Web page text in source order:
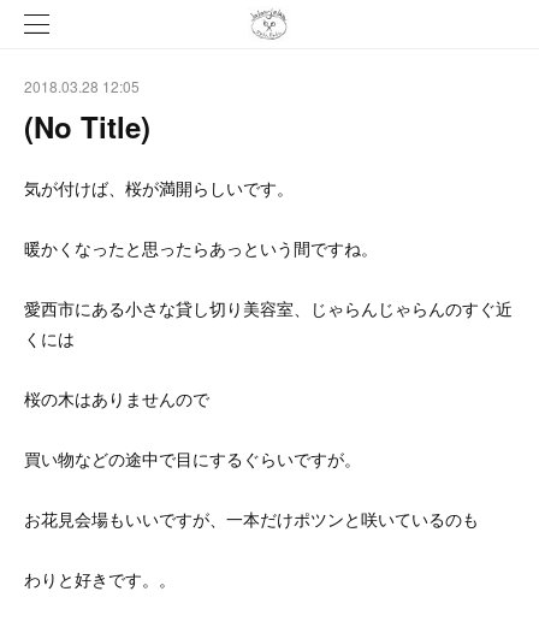
2018.03.28 12:05
(No Title)
気が付けば、桜が満開らしいです。
暖かくなったと思ったらあっという間ですね。
愛西市にある小さな貸し切り美容室、じゃらんじゃらんのすぐ近
くには
桜の木はありませんので
買い物などの途中で目にするぐらいですが。
お花見会場もいいですが、一本だけポツンと咲いているのも
わりと好きです。。